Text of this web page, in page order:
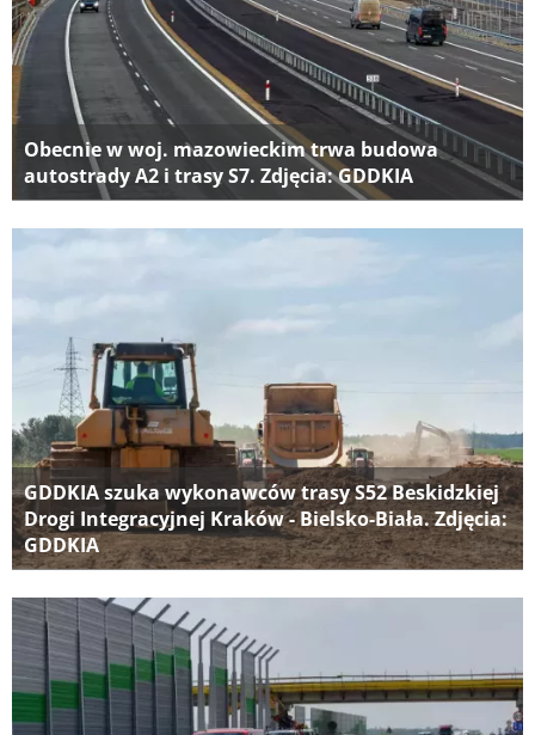
Obecnie w woj. mazowieckim trwa budowa
autostrady A2 i trasy S7. Zdjęcia: GDDKIA
GDDKIA szuka wykonawców trasy S52 Beskidzkiej
Drogi Integracyjnej Kraków - Bielsko-Biała. Zdjęcia:
GDDKIA